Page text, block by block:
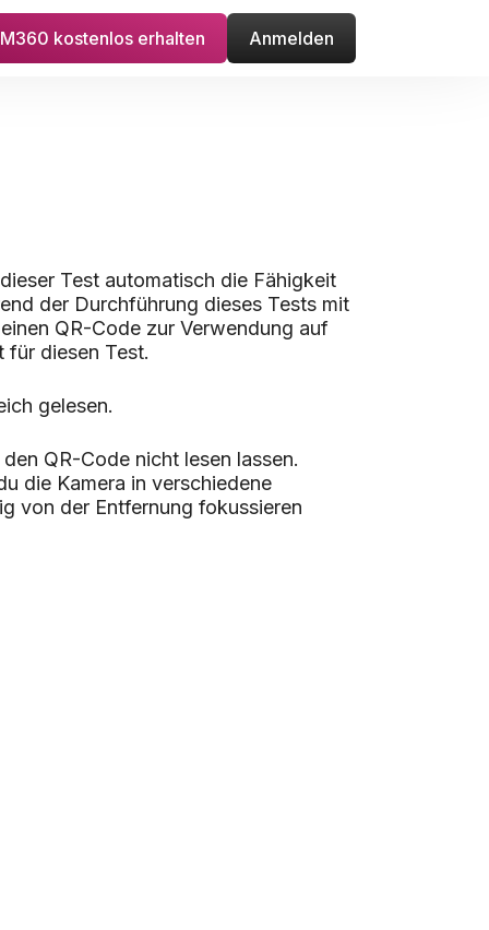
M360 kostenlos erhalten Anmelden
Test automatisch die Fähigkeit
der Durchführung dieses Tests mit
QR-Code zur Verwendung auf
für diesen Test.
gelesen.
QR-Code nicht lesen lassen.
die Kamera in verschiedene
von der Entfernung fokussieren